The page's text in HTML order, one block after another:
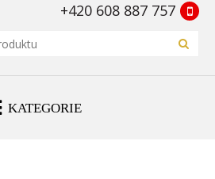
+420 608 887 757
KATEGORIE